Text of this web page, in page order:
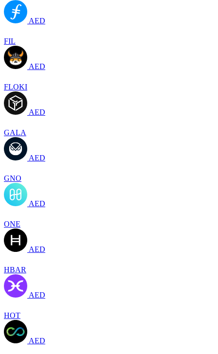
AED
FIL
AED
FLOKI
AED
GALA
AED
GNO
AED
ONE
AED
HBAR
AED
HOT
AED